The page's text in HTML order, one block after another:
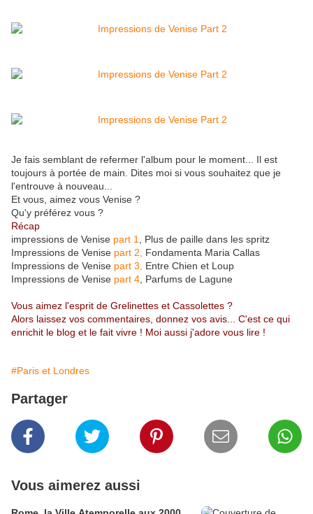
Je fais semblant de refermer l'album pour le moment... Il est
toujours à portée de main. Dites moi si vous souhaitez que je
l'entrouve à nouveau...
Et vous, aimez vous Venise ?
Qu'y préférez vous ?
Récap
impressions de Venise part 1
, Plus de paille dans les spritz
Impressions de Venise part 2,
Fondamenta Maria Callas
Impressions de Venise part 3,
Entre Chien et Loup
Impressions de Venise part 4 , Parfums de Lagune
Vous aimez l'esprit de Grelinettes et Cassolettes ?
Alors laissez vos commentaires, donnez vos avis... C'est ce qui
enrichit le blog et le fait vivre ! Moi aussi j'adore vous lire !
#Paris et Londres
Partager
Vous aimerez aussi